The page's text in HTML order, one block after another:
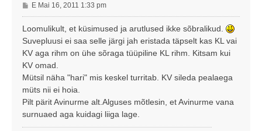
P
o
s
t
u
s
E Mai 16, 2011 1:33 pm
Loomulikult, et küsimused ja arutlused ikke sõbralikud.
Suvepluusi ei saa selle järgi jah eristada täpselt kas KL vai
KV aga rihm on ühe sõraga tüüpiline KL rihm. Kitsam kui
KV omad.
Mütsil näha "hari" mis keskel turritab. KV sileda pealaega
müts nii ei hoia.
Pilt pärit Avinurme alt.Alguses mõtlesin, et Avinurme vana
surnuaed aga kuidagi liiga lage.